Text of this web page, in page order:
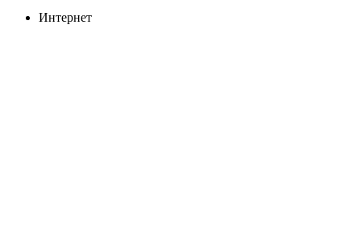
Интернет